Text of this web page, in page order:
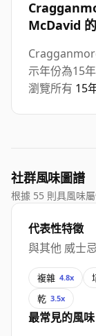
McDavid
示年份為15
瀏覽所有 15
社群風味圖譜
根據 55 則具風味
代表性特徵
與其他 威士
複雜 4.8x
乾 3.5x
最常見的風味